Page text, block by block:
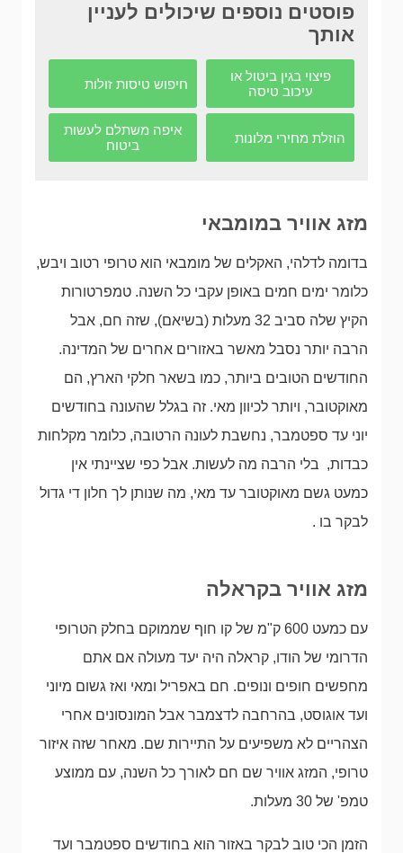
פוסטים נוספים שיכולים לעניין
אותך
פיצוי בגין ביטול או
עיכוב טיסה
חיפוש טיסות זולות
הוזלת מחירי מלונות
איפה משתלם לעשות
ביטוח
מזג אוויר במומבאי
בדומה לדלהי, האקלים של מומבאי הוא טרופי רטוב ויבש,
כלומר ימים חמים באופן עקבי כל השנה. טמפרטורות
הקיץ שלה סביב 32 מעלות (בשיאם), שזה חם, אבל
הרבה יותר נסבל מאשר באזורים אחרים של המדינה.
החודשים הטובים ביותר, כמו בשאר חלקי הארץ, הם
מאוקטובר, ויותר לכיוון מאי. זה בגלל שהעונה בחודשים
יוני עד ספטמבר, נחשבת לעונה הרטובה, כלומר מקלחות
כבדות, בלי הרבה מה לעשות. אבל כפי שציינתי אין
כמעט גשם מאוקטובר עד מאי, מה שנותן לך חלון די גדול
לבקר בו .
מזג אוויר בקראלה
עם כמעט 600 ק"מ של קו חוף שממוקם בחלק הטרופי
הדרומי של הודו, קראלה היה יעד מעולה אם אתם
מחפשים חופים ונופים. חם באפריל ומאי ואז גשום מיוני
ועד אוגוסט, בהרחבה לדצמבר אבל המונסונים אחרי
הצהריים לא משפיעים על התיירות שם. מאחר שזה איזור
טרופי, המזג אוויר שם חם לאורך כל השנה, עם ממוצע
טמפ' של 30 מעלות.
הזמן הכי טוב לבקר באזור הוא בחודשים ספטמבר ועד